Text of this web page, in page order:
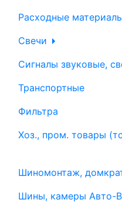
Расходные
Свечи
Сигналы звуковые,
Транспортные
Фильтра
Хоз., пром. товары
Шиномонтаж,
Шины, камеры Авто-